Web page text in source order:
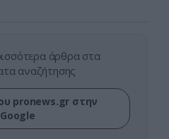
άρθρα στα
αναζήτησης
pronews.gr στην
Google